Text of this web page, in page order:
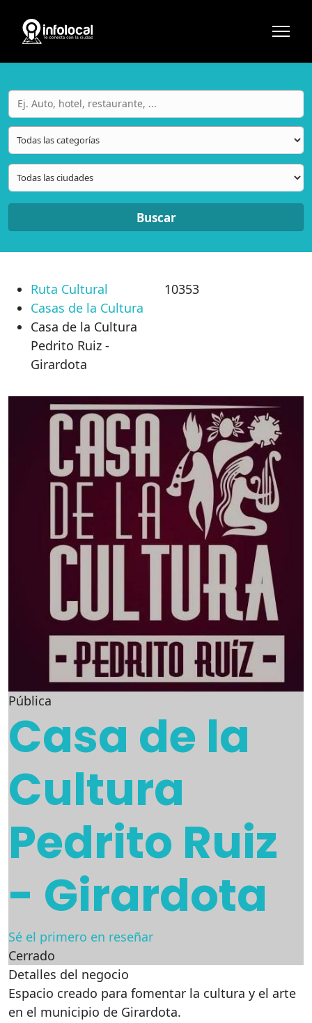
Buscar
Ruta Cultural
Casas de la Cultura
Casa de la Cultura
Pedrito Ruiz -
Girardota
10353
Pública
Casa de la
Cultura
Pedrito Ruiz
- Girardota
Sé el primero en reseñar
Cerrado
Detalles del negocio
Espacio creado para fomentar la cultura y el arte
en el municipio de Girardota.